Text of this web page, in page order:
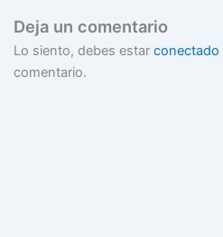
Deja un comentario
Lo siento, debes estar conectado
comentario.